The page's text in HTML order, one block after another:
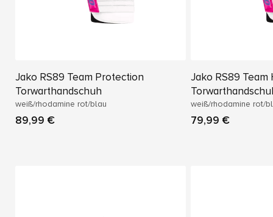
Jako RS89 Team Protection
Torwarthandschuh
weiß/rhodamine rot/blau
89,99 €
Jako RS89 Team
weiß/rhodamine rot/
79,99 €